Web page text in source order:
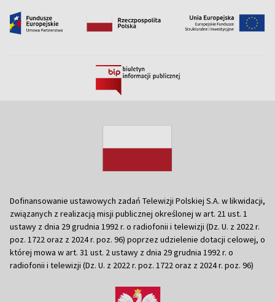
Dofinansowanie ustawowych zadań Telewizji Polskiej S.A. w likwidacji,
związanych z realizacją misji publicznej określonej w art. 21 ust. 1
ustawy z dnia 29 grudnia 1992 r. o radiofonii i telewizji (Dz. U. z 2022 r.
poz. 1722 oraz z 2024 r. poz. 96) poprzez udzielenie dotacji celowej, o
której mowa w art. 31 ust. 2 ustawy z dnia 29 grudnia 1992 r. o
radiofonii i telewizji (Dz. U. z 2022 r. poz. 1722 oraz z 2024 r. poz. 96)